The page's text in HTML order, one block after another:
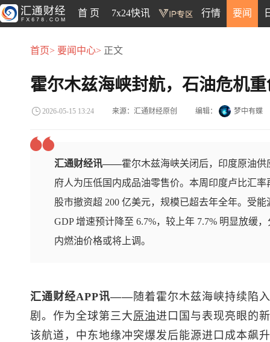
首 页 7x24快讯 行情 要闻
首页> 要闻中心> 正文
霍尔木兹海峡封航，石油危机
2026-05-15 13:24 来源：汇通财经原创 编辑： 梦中有蝶
汇通财经讯——霍尔木兹海峡关闭后，印度原油
府人为压低国内成品油零售价。本周印度卢比汇
股市撤资超 200 亿美元，规模已超去年全年。受能
GDP 增速预计降至 6.7%，较上年 7.7% 明显放缓
内燃油价格或将上调。
汇通财经APP讯——随着霍尔木兹海峡持续陷
剧。作为全球第三大原油进口国与表现亮眼的
该航道，中东地缘冲突爆发后能源进口成本飙